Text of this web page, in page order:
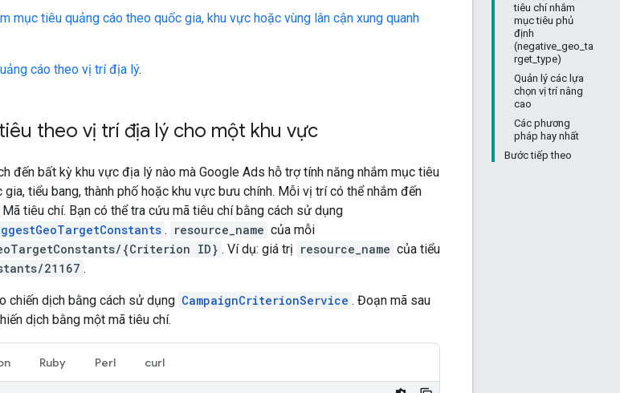
tiêu chí nhắm
mục tiêu phủ
định
(negative_geo_ta
rget_type)
Quản lý các lựa
chọn vị trí nâng
cao
Các phương
pháp hay nhất
Bước tiếp theo
mục tiêu quảng cáo theo quốc gia, khu vực hoặc vùng lân cận xung quanh
cáo theo vị trí địa lý.
theo vị trí địa lý cho một khu vực
đến bất kỳ khu vực địa lý nào mà Google Ads hỗ trợ tính năng nhắm mục tiêu
tiểu bang, thành phố hoặc khu vực bưu chính. Mỗi vị trí có thể nhắm đến
tiêu chí. Bạn có thể tra cứu mã tiêu chí bằng cách sử dụng
. resource_name của mỗi
{Criterion ID} . Ví dụ: giá trị resource_name của tiểu
21167 .
chiến dịch bằng cách sử dụng CampaignCriterionService . Đoạn mã sau
dịch bằng một mã tiêu chí.
Ruby Perl curl